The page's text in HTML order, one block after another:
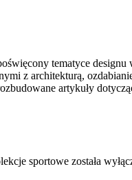
tematyce designu
z architekturą,
artykuły
sportowe została